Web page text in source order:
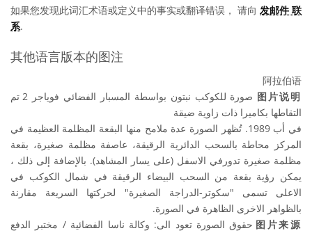
如果您发现此词汇术语或定义中的事实或翻译错误， 请向 发邮件 联
系.
其他语言版本的图注
阿拉伯语
图片说明
صورة للكوكب نبتون بواسطة المسبار الفضائي فوياجر 2 تم
التقاطها بكاميرا ذات زاوية ضيقة
في أب 1989. تُظهر الصورة عدة ملامح منها البقعة المظلمة العظيمة في
المركز محاطة بالسحب الدائرية الرقيقة، عاصفة مظلمة صغيرة، بقعة
مظلمة صغيرة تدورفي الاسفل (على يسار المشاهد). بالإضافة إلى ذلك ،
يمكن رؤية بقعة من السحب البيضاء الرقيقة في شمال الكوكب في
الاعلى تسمى "سكوتر-الدراجة الصغيرة" لحركتها السريعة مقارنة
بالظواهر الاخرى الظاهرة في الصورة.
图片来源 حقوق الصورة تعود الى: وكالة ناسا الفضائية / مختبر الدفع